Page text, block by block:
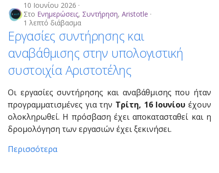
ν
α
α
ρ
χ
ί
σ
ε
Προγραμματισμός
Επιστημονικές
Εφαρμογές
Μη επικαιροποιημένες
εφαρμογές (legacy)
10 Ιουνίου 2026
Στο Ενημερώσεις, Συντήρηση, Aristotle
1 λεπτό διάβασμα
Εργασίες συντήρησης και
αναβάθμισης στην υπολογιστική
συστοιχία Αριστοτέλης
Οι εργασίες συντήρησης και αναβάθμισης που ήταν
προγραμματισμένες για την Τρίτη, 16 Ιουνίου έχουν
ολοκληρωθεί. Η πρόσβαση έχει αποκατασταθεί και η
δρομολόγηση των εργασιών έχει ξεκινήσει.
Περισσότερα